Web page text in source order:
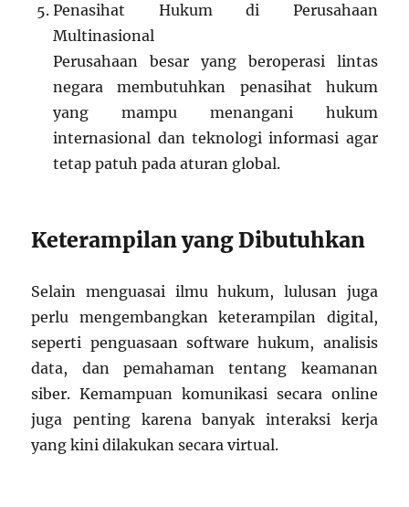
Penasihat Hukum di Perusahaan
Multinasional
Perusahaan besar yang beroperasi lintas
negara membutuhkan penasihat hukum
yang mampu menangani hukum
internasional dan teknologi informasi agar
tetap patuh pada aturan global.
Keterampilan yang Dibutuhkan
Selain menguasai ilmu hukum, lulusan juga
perlu mengembangkan keterampilan digital,
seperti penguasaan software hukum, analisis
data, dan pemahaman tentang keamanan
siber. Kemampuan komunikasi secara online
juga penting karena banyak interaksi kerja
yang kini dilakukan secara virtual.